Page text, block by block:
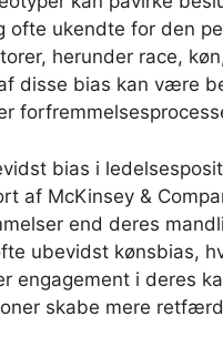
ofte ukendte for den
herunder race,
disse bias kan være
bias i
af McKinsey &
end deres
ubevidst kønsbias,
engagement i deres
skabe mere